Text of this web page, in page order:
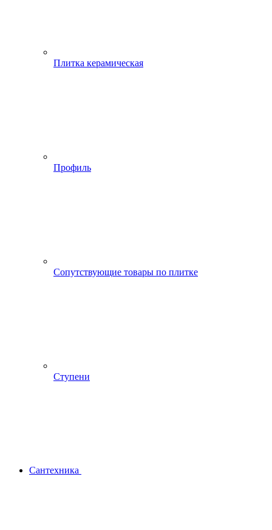
Плитка керамическая
Профиль
Сопутствующие товары по плитке
Ступени
Сантехника